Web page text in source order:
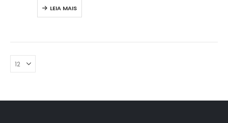
LEIA MAIS